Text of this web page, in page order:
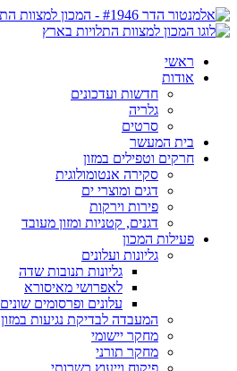
ראשי
אודות
חדשות ועדכונים
גלריה
סרטים
בית המעשר
חרקים וטפילים במזון
סקירה אנטומולוגית
דגים ומוצרי ים
פירות וירקות
דגנים, קטניות ומזון מעובד
פעילות המכון
גליונות ועלונים
גליונות תנובות שדה
לאפרושי מאיסורא
עלונים ופרסומים שונים
המעבדה לבדיקת נגיעות במזון
מחקר יישומי
מחקר תורני
פיקוח וייעוץ כשרותי